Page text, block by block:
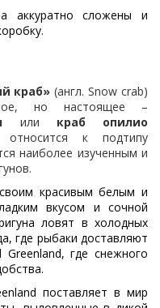
аккуратно сложены и
краб» (англ. Snow crab)
но настоящее –
или краб опилио
к подтипу
наиболее изученным и
красивым белым и
вкусом и сочной
ловят в холодных
где рыбаки доставляют
где снежного
поставляет в мир